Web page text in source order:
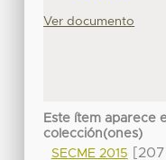
Ver documento
Este ítem aparece
colección(ones)
SECME 2015